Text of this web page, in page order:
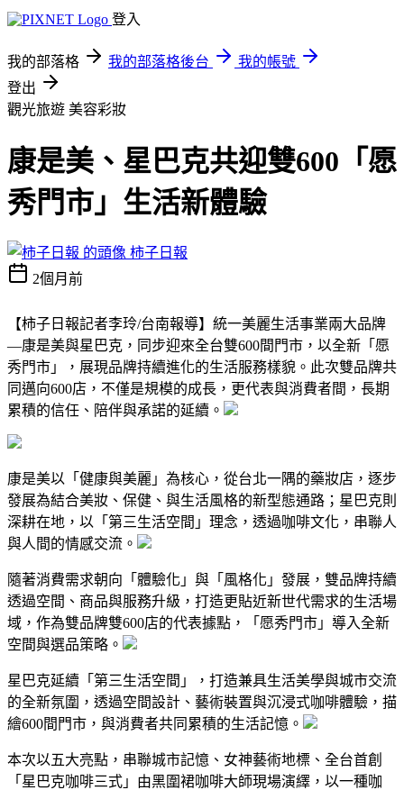
登入
我的部落格 我的部落格後台
我的帳號
登出
觀光旅遊 美容彩妝
康是美、星巴克共迎雙600「愿
秀門市」生活新體驗
柿子日報
2個月前
【柿子日報記者李玲/台南報導】統一美麗生活事業兩大品牌
—康是美與星巴克，同步迎來全台雙600間門市，以全新「愿
秀門市」，展現品牌持續進化的生活服務樣貌。此次雙品牌共
同邁向600店，不僅是規模的成長，更代表與消費者間，長期
累積的信任、陪伴與承諾的延續。
康是美以「健康與美麗」為核心，從台北一隅的藥妝店，逐步
發展為結合美妝、保健、與生活風格的新型態通路；星巴克則
深耕在地，以「第三生活空間」理念，透過咖啡文化，串聯人
與人間的情感交流。
隨著消費需求朝向「體驗化」與「風格化」發展，雙品牌持續
透過空間、商品與服務升級，打造更貼近新世代需求的生活場
域，作為雙品牌雙600店的代表據點，「愿秀門市」導入全新
空間與選品策略。
星巴克延續「第三生活空間」，打造兼具生活美學與城市交流
的全新氛圍，透過空間設計、藝術裝置與沉浸式咖啡體驗，描
繪600間門市，與消費者共同累積的生活記憶。
本次以五大亮點，串聯城市記憶、女神藝術地標、全台首創
「星巴克咖啡三式」由黑圍裙咖啡大師現場演繹，以一種咖